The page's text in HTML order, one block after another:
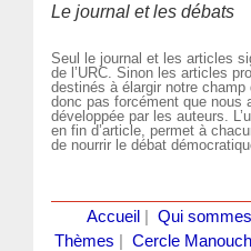
Le journal et les débats
Seul le journal et les articles
de l’URC. Sinon les articles
destinés à élargir notre
donc pas forcément que nous
développée par les auteurs.
en fin d’article, permet à
de nourrir le débat
Accueil Qui
Thèmes
Cercle